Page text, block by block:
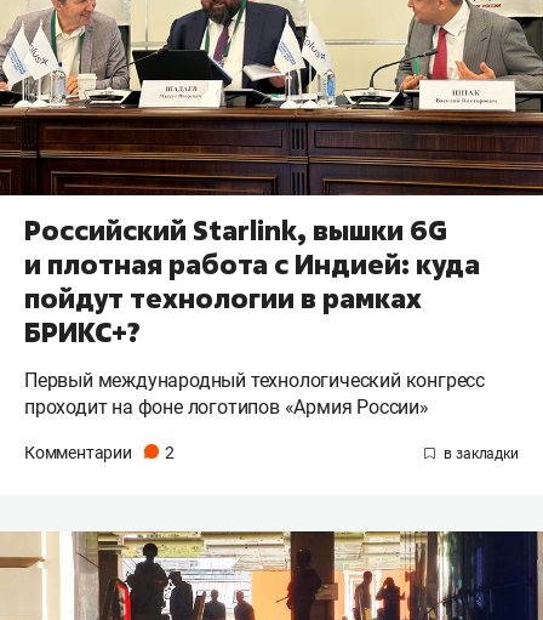
Российский Starlink, вышки 6G
и плотная работа с Индией: куда
пойдут технологии в рамках
БРИКС+?
Первый международный технологический конгресс
проходит на фоне логотипов «Армия России»
Комментарии 2